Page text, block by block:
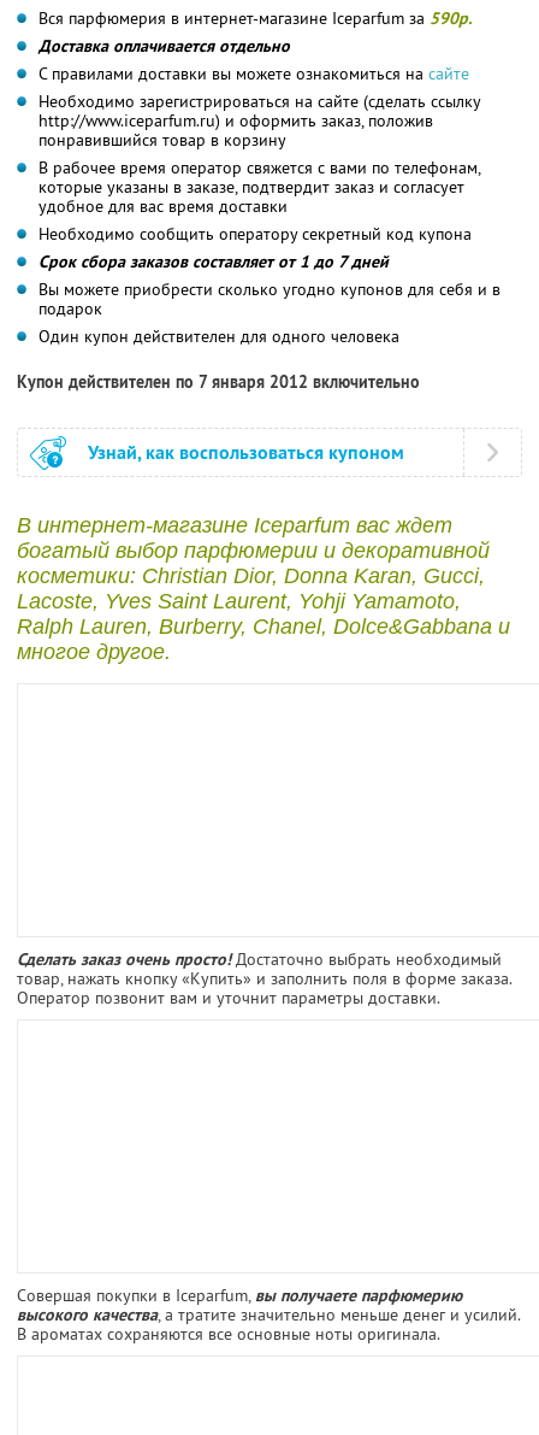
Вся парфюмерия в интернет-магазине Iceparfum за 590р.
Доставка оплачивается отдельно
С правилами доставки вы можете ознакомиться на сайте
Необходимо зарегистрироваться на сайте (сделать ссылку
http://www.iceparfum.ru) и оформить заказ, положив
понравившийся товар в корзину
В рабочее время оператор свяжется с вами по телефонам,
которые указаны в заказе, подтвердит заказ и согласует
удобное для вас время доставки
Необходимо сообщить оператору секретный код купона
Срок сбора заказов составляет от 1 до 7 дней
Вы можете приобрести сколько угодно купонов для себя и в
подарок
Один купон действителен для одного человека
Купон действителен по 7 января 2012 включительно
Узнай, как воспользоваться купоном
В интернет-магазине Iceparfum вас ждет
богатый выбор парфюмерии и декоративной
косметики: Christian Dior, Donna Karan, Gucci,
Lacoste, Yves Saint Laurent, Yohji Yamamoto,
Ralph Lauren, Burberry, Chanel, Dolce&Gabbana и
многое другое.
Сделать заказ очень просто!Достаточно выбрать необходимый
товар, нажать кнопку «Купить» и заполнить поля в форме заказа.
Оператор позвонит вам и уточнит параметры доставки.
Совершая покупки в Iceparfum, вы получаете парфюмерию
высокого качества, а тратите значительно меньше денег и усилий.
В ароматах сохраняются все основные ноты оригинала.